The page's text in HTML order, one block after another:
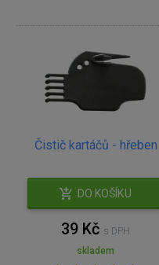
Čistič kartáčů - hřeben
DO KOŠÍKU
39 Kč s DPH
skladem